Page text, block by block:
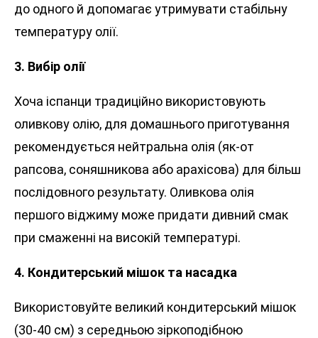
до одного й допомагає утримувати стабільну
температуру олії.
3. Вибір олії
Хоча іспанци традиційно використовують
оливкову олію, для домашнього приготування
рекомендується нейтральна олія (як-от
рапсова, соняшникова або арахісова) для більш
послідовного результату. Оливкова олія
першого віджиму може придати дивний смак
при смаженні на високій температурі.
4. Кондитерський мішок та насадка
Використовуйте великий кондитерський мішок
(30-40 см) з середньою зіркоподібною